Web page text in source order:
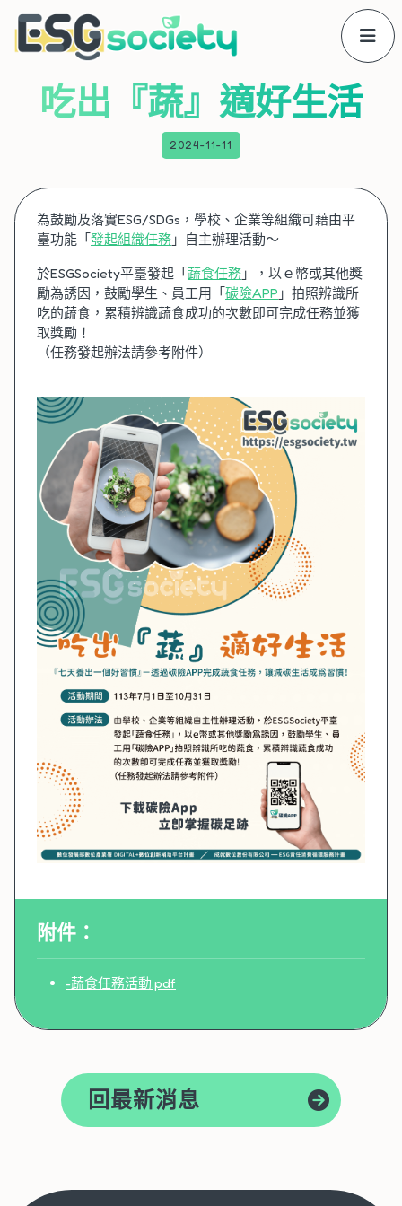
吃出『蔬』適好生活
2024-11-11
為鼓勵及落實ESG/SDGs，學校、企業等組織可藉由平
臺功能「發起組織任務 」自主辦理活動～
於ESGSociety平臺發起「蔬食任務 」，以ｅ幣或其他獎
勵為誘因，鼓勵學生、員工用「碳險APP 」拍照辨識所
吃的蔬食，累積辨識蔬食成功的次數即可完成任務並獲
取獎勵！
（任務發起辦法請參考附件）
附件：
-蔬食任務活動.pdf
回最新消息